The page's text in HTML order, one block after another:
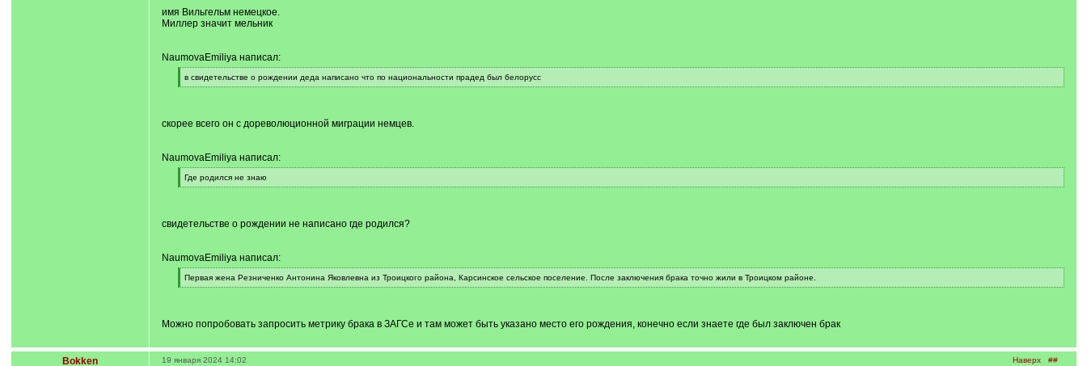
имя Вильгельм немецкое.
Миллер значит мельник
NaumovaEmiliya написал:
[
q
в свидетельстве о рождении деда написано что по национальности прадед был белорусс
[
скорее всего он с дореволюционной миграции немцев.
NaumovaEmiliya написал:
[
q
Где родился не знаю
[
свидетельстве о рождении не написано где родился?
NaumovaEmiliya написал:
[
q
Первая жена Резниченко Антонина Яковлевна из Троицкого района, Карсинское сельское поселение. После заключения брака точно жили в Троицком районе.
[
Можно попробовать запросить метрику брака в ЗАГСе и там может быть указано место его рождения, конечно если знаете где был заключен брак
Bokken Наверх ##
19 января 2024 14:02